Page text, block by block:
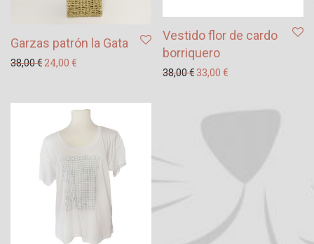
Garzas patrón la Gata
38,00€ El precio original era: 38,00 €.
24,00 €El precio actual es: 24,00 €.
Vestido flor de cardo
borriquero
38,00€El precio original era:
33,00 €El precio actual